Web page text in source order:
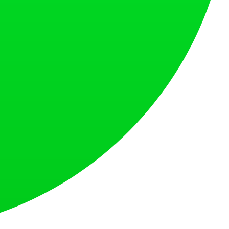
제품 출시 플랫폼입니다.
립니다.